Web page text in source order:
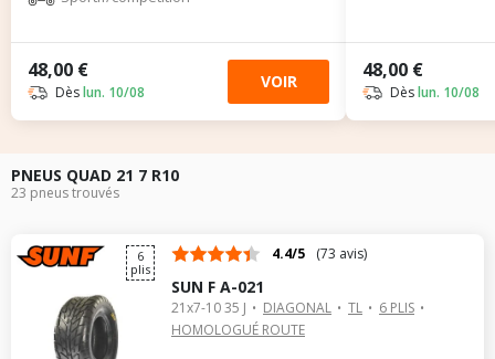
48,00 €
Dèslun. 10/08 VOIR 48,00 €
Dèslun. 10/08
PNEUS QUAD 21 7 R10
23 pneus trouvés
6
plis
4.4/5 (73 avis)
SUN F A-021
21x7-10 35 J DIAGONAL TL
6 PLIS
HOMOLOGUÉ ROUTE